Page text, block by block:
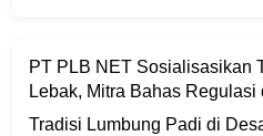
PT PLB NET Sosialisasikan
Lebak, Mitra Bahas
Tradisi Lumbung Padi di